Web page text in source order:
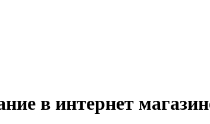
в интернет